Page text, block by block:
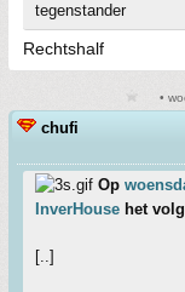
tegenstander
Rechtshalf
•
chufi
Op
InverHouse het
[..]